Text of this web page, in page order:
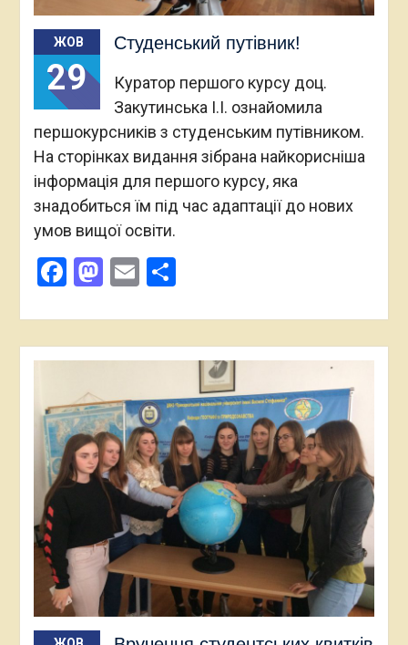
ЖОВ
29
Студенський путівник!
Куратор першого курсу доц.
Закутинська І.І. ознайомила
першокурсників з студенським путівником.
На сторінках видання зібрана найкорисніша
інформація для першого курсу, яка
знадобиться їм під час адаптації до нових
умов вищої освіти.
Facebook
Mastodon
EmailПоділитися